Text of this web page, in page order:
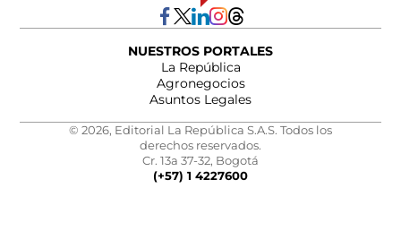
NUESTROS PORTALES
La República
Agronegocios
Asuntos Legales
© 2026, Editorial La República S.A.S. Todos los
derechos reservados.
Cr. 13a 37-32, Bogotá
(+57) 1 4227600